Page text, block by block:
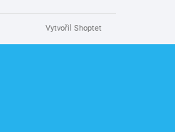
Vytvořil Shoptet